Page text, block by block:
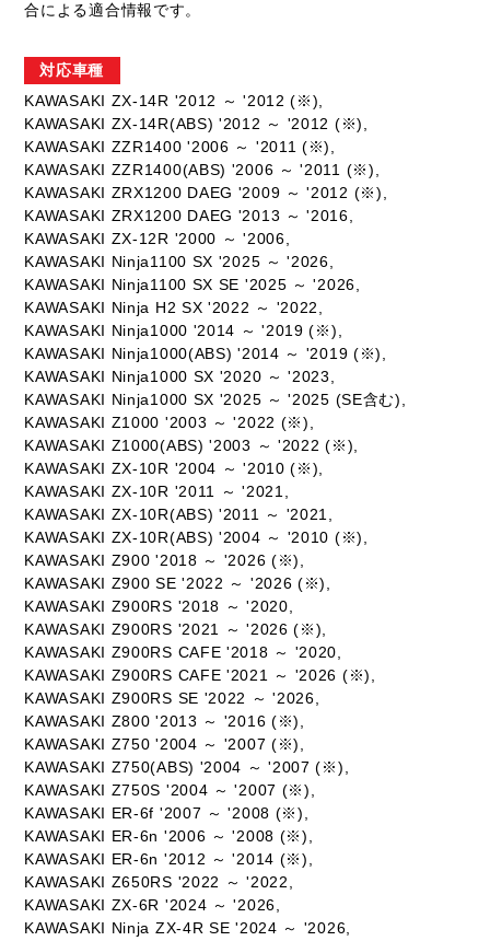
合による適合情報です。
対応車種
KAWASAKI ZX-14R '2012 ～ '2012 (※),
KAWASAKI ZX-14R(ABS) '2012 ～ '2012 (※),
KAWASAKI ZZR1400 '2006 ～ '2011 (※),
KAWASAKI ZZR1400(ABS) '2006 ～ '2011 (※),
KAWASAKI ZRX1200 DAEG '2009 ～ '2012 (※),
KAWASAKI ZRX1200 DAEG '2013 ～ '2016,
KAWASAKI ZX-12R '2000 ～ '2006,
KAWASAKI Ninja1100 SX '2025 ～ '2026,
KAWASAKI Ninja1100 SX SE '2025 ～ '2026,
KAWASAKI Ninja H2 SX '2022 ～ '2022,
KAWASAKI Ninja1000 '2014 ～ '2019 (※),
KAWASAKI Ninja1000(ABS) '2014 ～ '2019 (※),
KAWASAKI Ninja1000 SX '2020 ～ '2023,
KAWASAKI Ninja1000 SX '2025 ～ '2025 (SE含む),
KAWASAKI Z1000 '2003 ～ '2022 (※),
KAWASAKI Z1000(ABS) '2003 ～ '2022 (※),
KAWASAKI ZX-10R '2004 ～ '2010 (※),
KAWASAKI ZX-10R '2011 ～ '2021,
KAWASAKI ZX-10R(ABS) '2011 ～ '2021,
KAWASAKI ZX-10R(ABS) '2004 ～ '2010 (※),
KAWASAKI Z900 '2018 ～ '2026 (※),
KAWASAKI Z900 SE '2022 ～ '2026 (※),
KAWASAKI Z900RS '2018 ～ '2020,
KAWASAKI Z900RS '2021 ～ '2026 (※),
KAWASAKI Z900RS CAFE '2018 ～ '2020,
KAWASAKI Z900RS CAFE '2021 ～ '2026 (※),
KAWASAKI Z900RS SE '2022 ～ '2026,
KAWASAKI Z800 '2013 ～ '2016 (※),
KAWASAKI Z750 '2004 ～ '2007 (※),
KAWASAKI Z750(ABS) '2004 ～ '2007 (※),
KAWASAKI Z750S '2004 ～ '2007 (※),
KAWASAKI ER-6f '2007 ～ '2008 (※),
KAWASAKI ER-6n '2006 ～ '2008 (※),
KAWASAKI ER-6n '2012 ～ '2014 (※),
KAWASAKI Z650RS '2022 ～ '2022,
KAWASAKI ZX-6R '2024 ～ '2026,
KAWASAKI Ninja ZX-4R SE '2024 ～ '2026,